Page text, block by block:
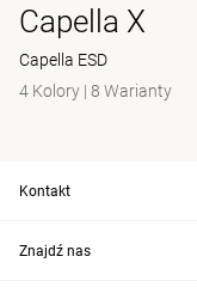
Capella X
Capella ESD
4 Kolory | 8 Warianty
Kontakt
Znajdź nas